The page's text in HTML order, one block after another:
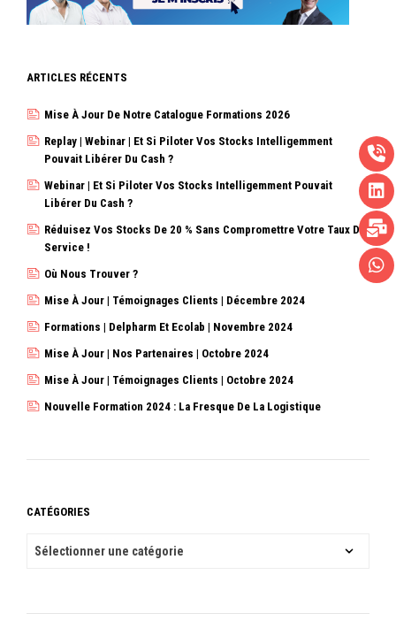
ARTICLES RÉCENTS
Mise À Jour De Notre Catalogue Formations 2026
Replay | Webinar | Et Si Piloter Vos Stocks Intelligemment
Pouvait Libérer Du Cash ?
Webinar | Et Si Piloter Vos Stocks Intelligemment Pouvait
Libérer Du Cash ?
Réduisez Vos Stocks De 20 % Sans Compromettre Votre Taux De
Service !
Où Nous Trouver ?
Mise À Jour | Témoignages Clients | Décembre 2024
Formations | Delpharm Et Ecolab | Novembre 2024
Mise À Jour | Nos Partenaires | Octobre 2024
Mise À Jour | Témoignages Clients | Octobre 2024
Nouvelle Formation 2024 : La Fresque De La Logistique
CATÉGORIES
CATÉGORIES